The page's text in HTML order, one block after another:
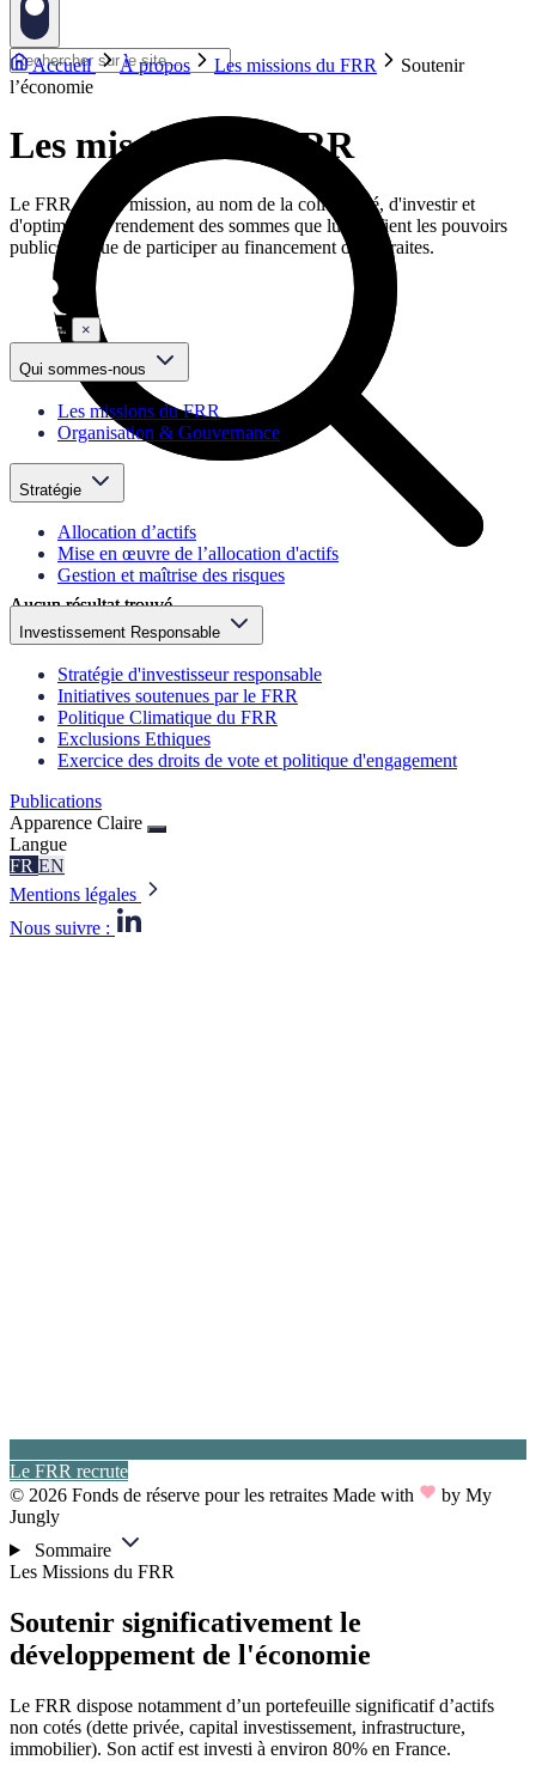
Aucun résultat trouvé
Aucun résultat trouvé
Accueil À propos Les missions du FRR
Soutenir
l’économie
Les missions du FRR
Le FRR a pour mission, au nom de la collectivité, d'investir et
d'optimiser le rendement des sommes que lui confient les pouvoirs
publics en vue de participer au financement des retraites.
×
Qui sommes-nous
Les missions du FRR
Organisation & Gouvernance
Stratégie
Allocation d’actifs
Mise en œuvre de l’allocation d'actifs
Gestion et maîtrise des risques
Investissement Responsable
Stratégie d'investisseur responsable
Initiatives soutenues par le FRR
Politique Climatique du FRR
Exclusions Ethiques
Exercice des droits de vote et politique d'engagement
Publications
Apparence Claire
Langue
FR EN
Mentions légales
Nous suivre :
Le FRR recrute
© 2026 Fonds de réserve pour les retraites Made with
by My
Jungly
Sommaire
Les Missions du FRR
Soutenir significativement le
développement de l'économie
Le FRR dispose notamment d’un portefeuille significatif d’actifs
non cotés (dette privée, capital investissement, infrastructure,
immobilier). Son actif est investi à environ 80% en France.